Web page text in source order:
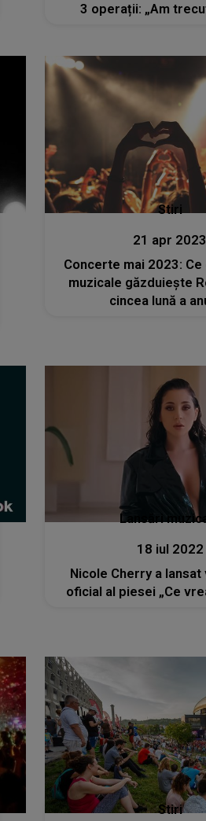
3 operații: „Am
Stiri
21 apr 2023
Concerte mai 2023:
muzicale găzduiește
cincea lună a
Lansări
18 iul 2022
Nicole Cherry a
oficial al piesei „Ce
Stiri